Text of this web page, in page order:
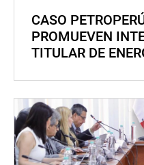
CASO
PROMUEVEN
TITULAR DE